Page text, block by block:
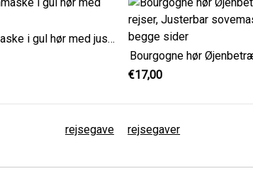
Elegant øjenmaske i gul hør med justerbar rem
€17,00
rejsegave rejsegaver